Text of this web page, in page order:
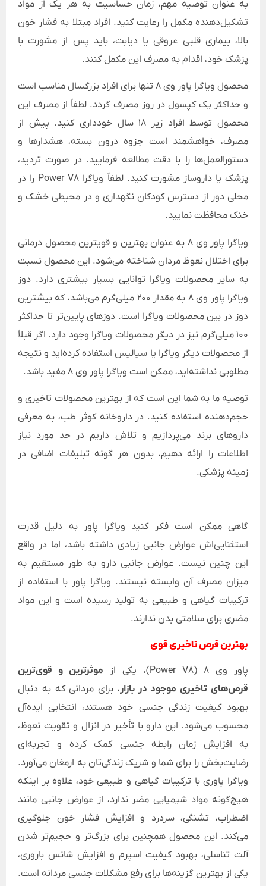
به عنوان توصیه مهم، زمان حساسیت به هر یک از مواد
تشکیل‌دهنده مکمل را رعایت کنید. افراد مبتلا به فشار خون
بالا، بیماری قلبی عروقی یا دیابت، باید پس از مشورت با
پزشک خود، اقدام به مصرف این مکمل کنند.
محصول ویاگرا پاور وی 8 تنها برای افراد بزرگسال مناسب است
و حداکثر یک کپسول در روز مصرف گردد. لطفاً از مصرف این
محصول توسط افراد زیر 18 سال خودداری کنید. پیش از
مصرف، خواهشمند است جزوه درون بسته، هشدارها و
دستورالعمل‌ها را با دقت مطالعه فرمایید. در صورت تردید،
پزشک یا داروساز مشورت کنید. لطفاً ویاگرا Power V8 را در
محلی دور از دسترس کودکان نگهداری و در محیطی خشک و
خنک محافظت نمایید.
ویاگرا پاور وی 8 به عنوان بهترین و قویترین محصول درمانی
برای اختلال نعوظ مردان شناخته می‌شود. این محصول نسبت
به سایر محصولات ویاگرا توانایی بسیار بیشتری دارد. دوز
ویاگرا پاور وی 8 به مقدار 200 میلی‌گرم می‌باشد، که بیشترین
دوز در بین محصولات ویاگرا است. دوزهای پایین‌تر تا حداکثر
100 میلی‌گرم نیز در دیگر محصولات ویاگرا وجود دارد. اگر قبلاً
از محصولات دیگر ویاگرا یا سیالیس استفاده کرده‌اید و نتیجه
مطلوبی نداشته‌اید، ممکن است ویاگرا پاور وی 8 مفید باشد.
توصیه ما به شما این است که از بهترین محصولات تاخیری و
حجم‌دهنده استفاده کنید. در داروخانه کوثر طب، به معرفی
داروهای برند می‌پردازیم و تلاش داریم در حد مورد نیاز
اطلاعات را ارائه دهیم، بدون هر گونه تبلیغات اضافی در
زمینه پزشکی.
گاهی ممکن است فکر کنید ویاگرا پاور به دلیل قدرت
استثنایی‌اش عوارض جانبی زیادی داشته باشد، اما در واقع
این چنین نیست. عوارض جانبی دارو به طور مستقیم به
میزان مصرف آن وابسته نیستند. ویاگرا پاور با استفاده از
ترکیبات گیاهی و طبیعی به تولید رسیده است و این مواد
مضری برای سلامتی بدن ندارند.
بهترین قرص تاخیری قوی
پاور وی 8 (Power V8)، یکی از
موثرترین و قوی‌ترین
قرص‌های تاخیری موجود در بازار، برای مردانی که به دنبال
بهبود کیفیت زندگی جنسی خود هستند، انتخابی ایده‌آل
محسوب می‌شود. این دارو با تأخیر در انزال و تقویت نعوظ،
به افزایش زمان رابطه جنسی کمک کرده و تجربه‌ای
رضایت‌بخش را برای شما و شریک زندگی‌تان به ارمغان می‌آورد.
ویاگرا پاوری با ترکیبات گیاهی و طبیعی خود، علاوه بر اینکه
هیچ‌گونه مواد شیمیایی مضر ندارد، از عوارض جانبی مانند
اضطراب، تشنگی، سردرد و افزایش فشار خون جلوگیری
می‌کند. این محصول همچنین برای بزرگ‌تر و حجیم‌تر شدن
آلت تناسلی، بهبود کیفیت اسپرم و افزایش شانس باروری،
یکی از بهترین گزینه‌ها برای رفع مشکلات جنسی مردانه است.